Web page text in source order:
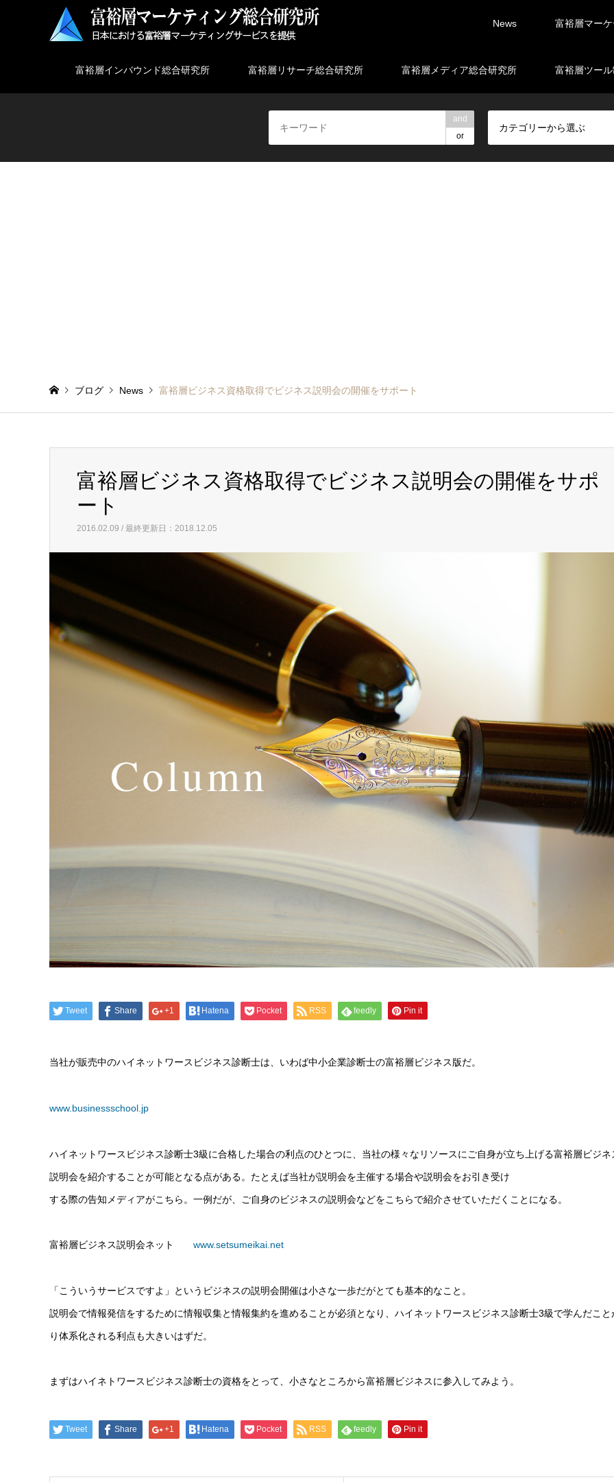
News 富裕層マー
富裕層インバウンド総合研究所 富裕層リサーチ総合研究所 富裕層メディア総合研究所 富裕層ツー
and
or
カテゴリーから選ぶ
ブログ News 富裕層ビジネス資格取得でビジネス説明会の開催をサポート
富裕層ビジネス資格取得でビジネス説明会の開催をサポ
ート
2016.02.09 / 最終更新日：2018.12.05
Tweet Share +1 Hatena Pocket RSS feedly Pin it
当社が販売中のハイネットワースビジネス診断士は、いわば中小企業診断士の富裕層ビジネス版だ。
www.businessschool.jp
ハイネットワースビジネス診断士3級に合格した場合の利点のひとつに、当社の様々なリソースにご自身が立ち上げる富裕層ビジネ
説明会を紹介することが可能となる点がある。たとえば当社が説明会を主催する場合や説明会をお引き受け
する際の告知メディアがこちら。一例だが、ご自身のビジネスの説明会などをこちらで紹介させていただくことになる。
富裕層ビジネス説明会ネット www.setsumeikai.net
「こういうサービスですよ」というビジネスの説明会開催は小さな一歩だがとても基本的なこと。
説明会で情報発信をするために情報収集と情報集約を進めることが必須となり、ハイネットワースビジネス診断士3級で学んだこと
り体系化される利点も大きいはずだ。
まずはハイネトワースビジネス診断士の資格をとって、小さなところから富裕層ビジネスに参入してみよう。
Tweet Share +1 Hatena Pocket RSS feedly Pin it